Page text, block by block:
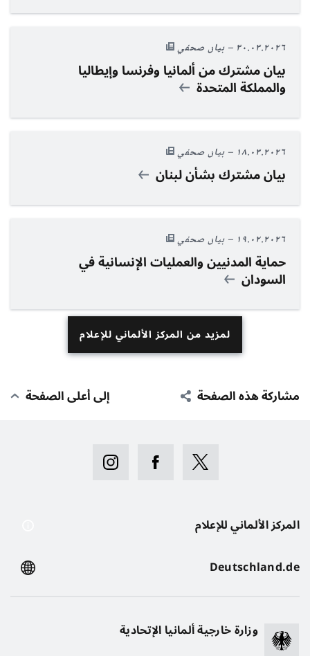
٣٠.٠٣.٢٠٢٦ بيان صحفي
بيان مشترك من ألمانيا وفرنسا وإيطاليا
والمملكة المتحدة
١٨.٠٣.٢٠٢٦ بيان صحفي
بيان مشترك بشأن لبنان
١٩.٠٢.٢٠٢٦ بيان صحفي
حماية المدنيين والعمليات الإنسانية في
السودان
لمزيد من المركز الألماني للإعلام
مشاركة هذه الصفحة إلى أعلى الصفحة
المركز الألماني للإعلام
Deutschland.de
وزارة خارجية ألمانيا الإتحادية